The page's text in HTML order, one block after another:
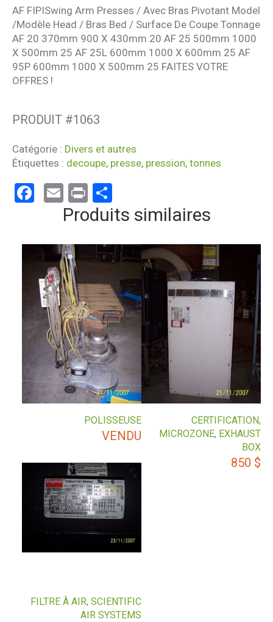
AF FIPISwing Arm Presses / Avec Bras Pivotant Model
/Modèle Head / Bras Bed / Surface De Coupe Tonnage
AF 20 370mm 900 X 430mm 20 AF 25 500mm 1000
X 500mm 25 AF 25L 600mm 1000 X 600mm 25 AF
95P 600mm 1000 X 500mm 25 FAITES VOTRE
OFFRES !
PRODUIT #1063
Catégorie : Divers et autres
Étiquettes : decoupe, presse, pression, tonnes
Facebook
Email
Print
Produits similaires
CERTIFICATION,
MICROZONE, EXHAUST
BOX
850 $
POLISSEUSE
VENDU
FILTRE À AIR, SCIENTIFIC
AIR SYSTEMS